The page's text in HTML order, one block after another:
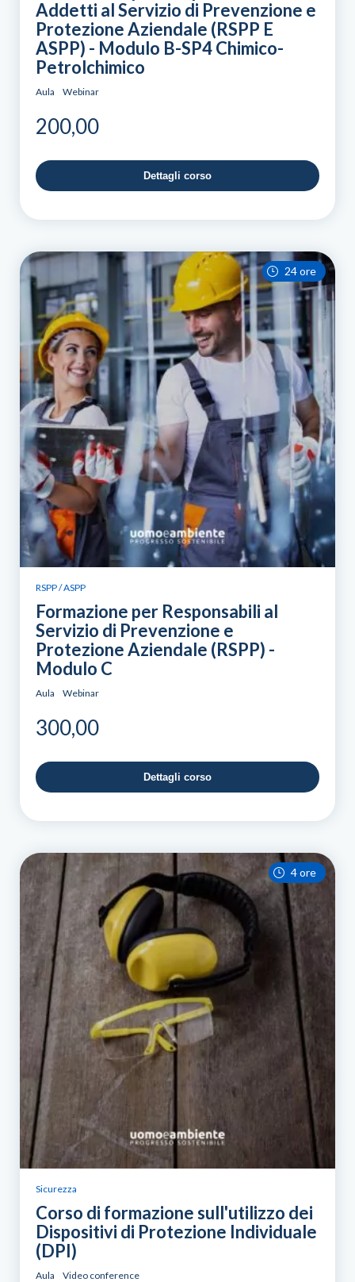
Addetti al Servizio di Prevenzione e
Protezione Aziendale (RSPP E
ASPP) - Modulo B-SP4 Chimico-
Petrolchimico
Aula Webinar
200,00
Dettagli corso
RSPP / ASPP
Formazione per Responsabili al
Servizio di Prevenzione e
Protezione Aziendale (RSPP) -
Modulo C
Aula Webinar
24 ore
300,00
Dettagli corso
Sicurezza
Corso di formazione sull'utilizzo dei
Dispositivi di Protezione Individuale
(DPI)
Aula Video conference
4 ore